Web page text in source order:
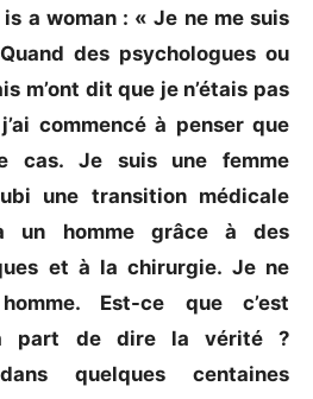
a woman : « Je ne me suis
des psychologues ou
m’ont dit que je n’étais pas
commencé à penser que
cas. Je suis une femme
une transition médicale
un homme grâce à des
et à la chirurgie. Je ne
Est-ce que c’est
part de dire la vérité ?
quelques centaines